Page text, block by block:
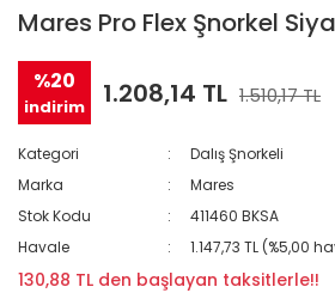
Mares Pro Flex Şnorkel
%20
indirim 1.208,14 TL 1.510,17 TL
Kategori
Dalış Şnorkeli
Marka
Mares
Stok Kodu
411460 BKSA
Havale
1.147,73 TL (%5,00
130,88 TL den başlayan taksitlerle!!